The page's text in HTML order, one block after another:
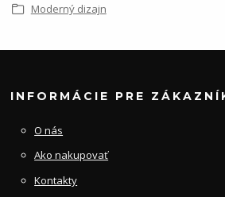
Moderný dizajn
INFORMÁCIE PRE
O nás
Ako nakupovať
Kontakty